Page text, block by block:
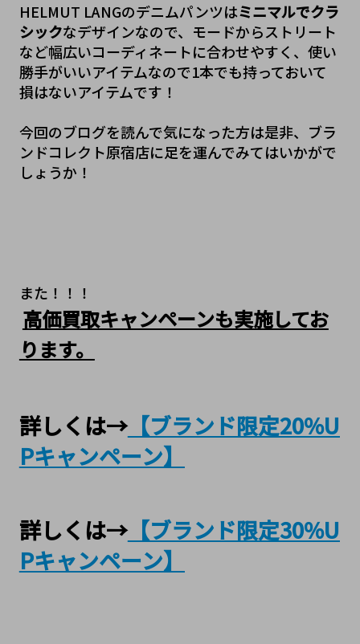
HELMUT LANGのデニムパンツはミニマルでクラ
シックなデザインなので、モードからストリート
など幅広いコーディネートに合わせやすく、使い
勝手がいいアイテムなので1本でも持っておいて
損はないアイテムです！
今回のブログを読んで気になった方は是非、ブラ
ンドコレクト原宿店に足を運んでみてはいかがで
しょうか！
また！！！
高価買取キャンペーンも実施してお
ります。
詳しくは→【ブランド限定20%U
Pキャンペーン】
詳しくは→【ブランド限定30%U
Pキャンペーン】